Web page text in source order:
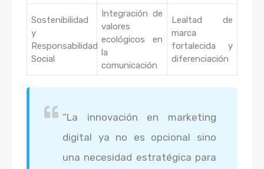
Sostenibilidad
y
Responsabilidad
Social
Integración de
valores
ecológicos en
la
comunicación
Lealtad de
marca
fortalecida y
diferenciación
“La innovación en marketing
digital ya no es opcional sino
una necesidad estratégica para